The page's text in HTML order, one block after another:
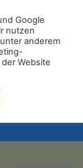
Google
nutzen
anderem
Website